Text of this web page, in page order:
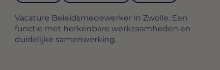
Vacature Beleidsmedewerker in Zwolle. Een
functie met herkenbare werkzaamheden en
duidelijke samenwerking.